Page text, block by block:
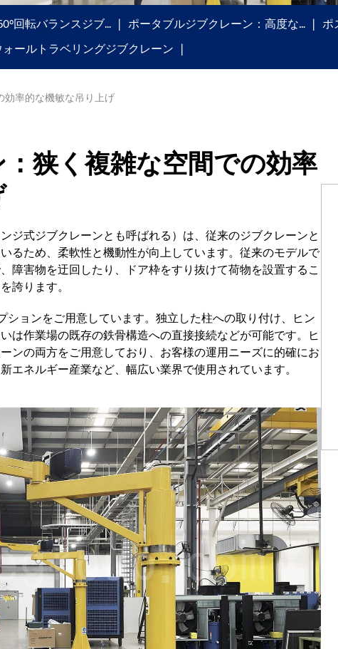
回転バランスジブ… ポータブルジブクレーン：高度な… ポ
ォールトラベリングジブクレーン
率的な機敏な吊り上げ
狭く複雑な空間での効率
ジ式ジブクレーンとも呼ばれる）は、従来のジブクレーンと
るため、柔軟性と機動性が向上しています。従来のモデルで
障害物を迂回したり、ドア枠をすり抜けて荷物を設置するこ
誇ります。
ョンをご用意しています。独立した柱への取り付け、ヒン
は作業場の既存の鉄骨構造への直接接続などが可能です。ヒ
ンの両方をご用意しており、お客様の運用ニーズに的確にお
ネルギー産業など、幅広い業界で使用されています。